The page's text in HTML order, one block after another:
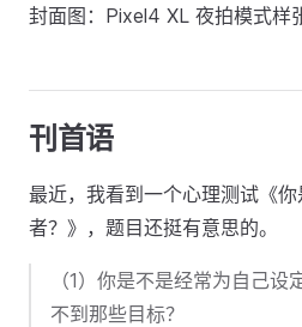
封面图：Pixel4 XL 夜拍模式样
刊首语
最近，我看到一个心理测试《
者？》，题目还挺有意思的。
（1）你是不是经常为自己
不到那些目标？